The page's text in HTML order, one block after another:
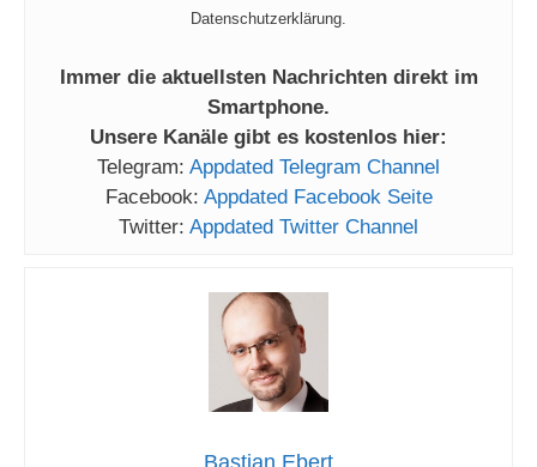
Datenschutzerklärung.
Immer die aktuellsten Nachrichten direkt im
Smartphone.
Unsere Kanäle gibt es kostenlos hier:
Telegram: Appdated Telegram Channel
Facebook: Appdated Facebook Seite
Twitter: Appdated Twitter Channel